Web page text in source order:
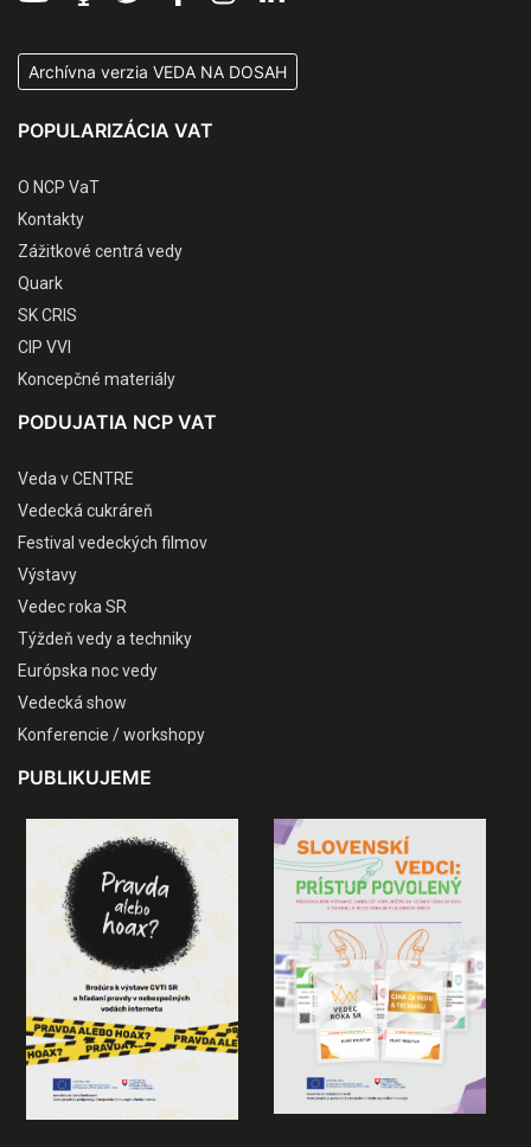
Archívna verzia VEDA NA DOSAH
POPULARIZÁCIA VAT
O NCP VaT
Kontakty
Zážitkové centrá vedy
Quark
SK CRIS
CIP VVI
Koncepčné materiály
PODUJATIA NCP VAT
Veda v CENTRE
Vedecká cukráreň
Festival vedeckých filmov
Výstavy
Vedec roka SR
Týždeň vedy a techniky
Európska noc vedy
Vedecká show
Konferencie / workshopy
PUBLIKUJEME